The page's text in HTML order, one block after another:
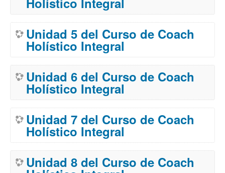
Unidad 5 del Curso de Coach
Holístico Integral
Unidad 6 del Curso de Coach
Holístico Integral
Unidad 7 del Curso de Coach
Holístico Integral
Unidad 8 del Curso de Coach